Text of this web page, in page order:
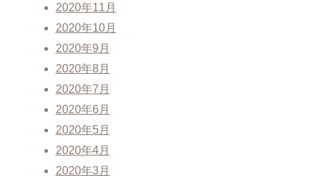
2020年11月
2020年10月
2020年9月
2020年8月
2020年7月
2020年6月
2020年5月
2020年4月
2020年3月